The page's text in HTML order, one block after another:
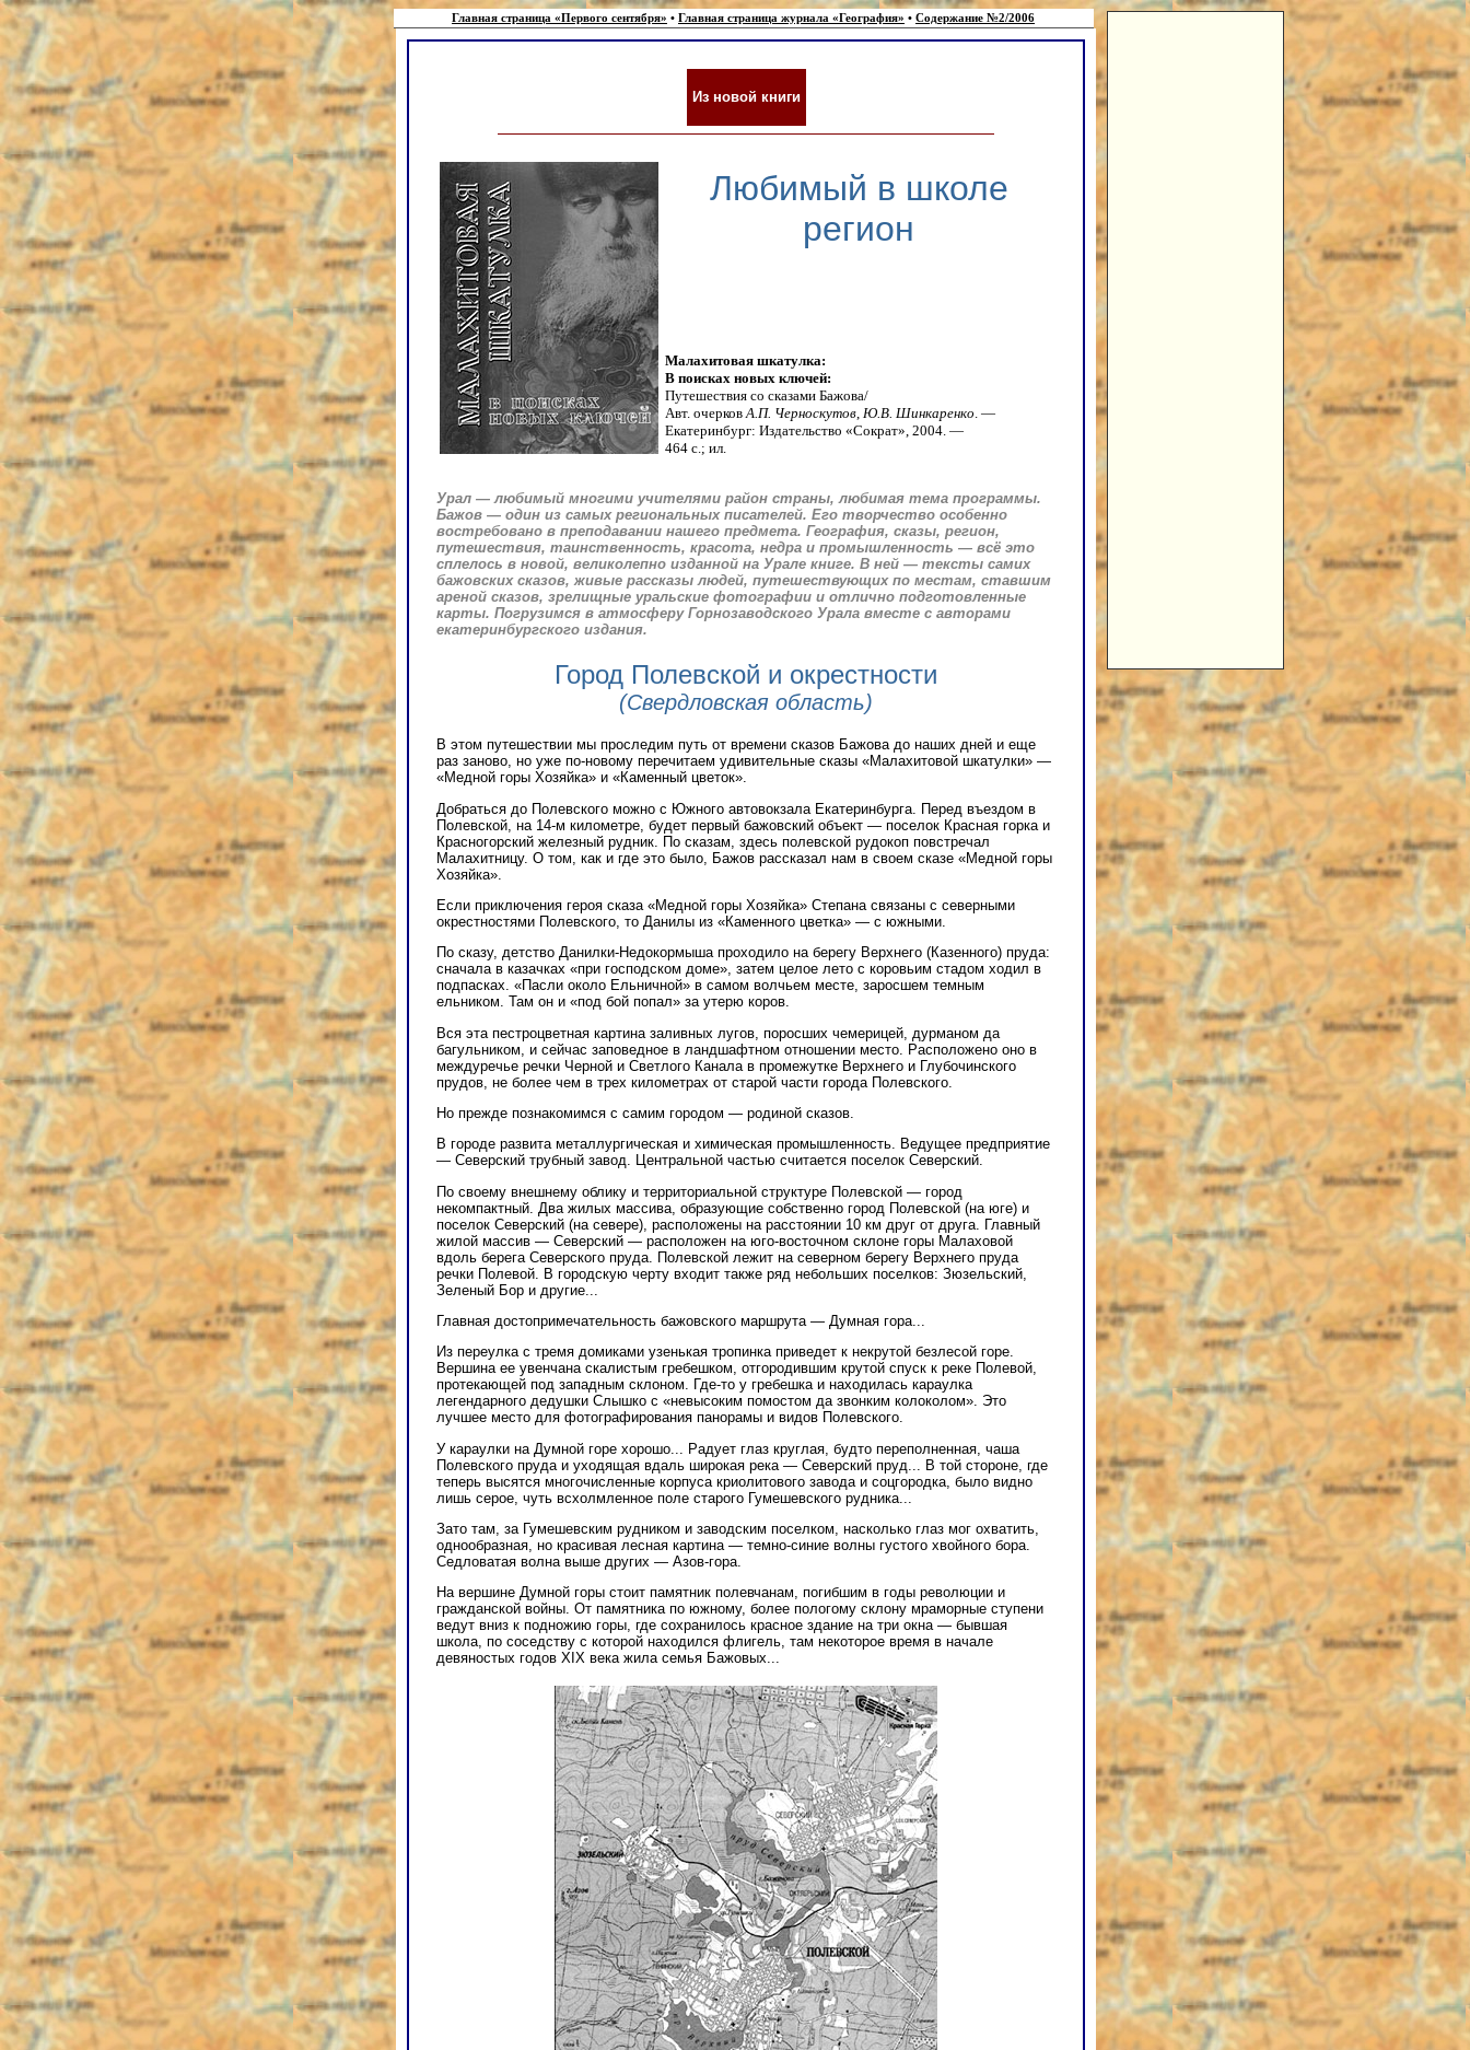
Главная страница «Первого сентября» • Главная страница журнала «География» • Содержание №2/2006
Из новой книги
Любимый в школе
регион
Малахитовая шкатулка:
В поисках новых ключей:
Путешествия со сказами Бажова/
Авт. очерков А.П. Черноскутов Ю.В. Шинкаренко . —
Екатеринбург: Издательство «Сократ», 2004. —
464 с.; ил.
Урал — любимый многими учителями район страны, любимая тема программы.
Бажов — один из самых региональных писателей. Его творчество особенно
востребовано в преподавании нашего предмета. География, сказы, регион,
путешествия, таинственность, красота, недра и промышленность — всё это
сплелось в новой, великолепно изданной на Урале книге. В ней — тексты самих
бажовских сказов, живые рассказы людей, путешествующих по местам, ставшим
ареной сказов, зрелищные уральские фотографии и отлично подготовленные
карты. Погрузимся в атмосферу Горнозаводского Урала вместе с авторами
екатеринбургского издания.
Город Полевской и окрестности
(Свердловская область)
В этом путешествии мы проследим путь от времени сказов Бажова до наших дней и еще
раз заново, но уже по-новому перечитаем удивительные сказы «Малахитовой шкатулки» —
«Медной горы Хозяйка» и «Каменный цветок».
Добраться до Полевского можно с Южного автовокзала Екатеринбурга. Перед въездом в
Полевской, на 14-м километре, будет первый бажовский объект — поселок Красная горка и
Красногорский железный рудник. По сказам, здесь полевской рудокоп повстречал
Малахитницу. О том, как и где это было, Бажов рассказал нам в своем сказе «Медной горы
Хозяйка».
Если приключения героя сказа «Медной горы Хозяйка» Степана связаны с северными
окрестностями Полевского, то Данилы из «Каменного цветка» — с южными.
По сказу, детство Данилки-Недокормыша проходило на берегу Верхнего (Казенного) пруда:
сначала в казачках «при господском доме», затем целое лето с коровьим стадом ходил в
подпасках. «Пасли около Ельничной» в самом волчьем месте, заросшем темным
ельником. Там он и «под бой попал» за утерю коров.
Вся эта пестроцветная картина заливных лугов, поросших чемерицей, дурманом да
багульником, и сейчас заповедное в ландшафтном отношении место. Расположено оно в
междуречье речки Черной и Светлого Канала в промежутке Верхнего и Глубочинского
прудов, не более чем в трех километрах от старой части города Полевского.
Но прежде познакомимся с самим городом — родиной сказов.
В городе развита металлургическая и химическая промышленность. Ведущее предприятие
— Северский трубный завод. Центральной частью считается поселок Северский.
По своему внешнему облику и территориальной структуре Полевской — город
некомпактный. Два жилых массива, образующие собственно город Полевской (на юге) и
поселок Северский (на севере), расположены на расстоянии 10 км друг от друга. Главный
жилой массив — Северский — расположен на юго-восточном склоне горы Малаховой
вдоль берега Северского пруда. Полевской лежит на северном берегу Верхнего пруда
речки Полевой. В городскую черту входит также ряд небольших поселков: Зюзельский,
Зеленый Бор и другие...
Главная достопримечательность бажовского маршрута — Думная гора...
Из переулка с тремя домиками узенькая тропинка приведет к некрутой безлесой горе.
Вершина ее увенчана скалистым гребешком, отгородившим крутой спуск к реке Полевой,
протекающей под западным склоном. Где-то у гребешка и находилась караулка
легендарного дедушки Слышко с «невысоким помостом да звонким колоколом». Это
лучшее место для фотографирования панорамы и видов Полевского.
У караулки на Думной горе хорошо... Радует глаз круглая, будто переполненная, чаша
Полевского пруда и уходящая вдаль широкая река — Северский пруд... В той стороне, где
теперь высятся многочисленные корпуса криолитового завода и соцгородка, было видно
лишь серое, чуть всхолмленное поле старого Гумешевского рудника...
Зато там, за Гумешевским рудником и заводским поселком, насколько глаз мог охватить,
однообразная, но красивая лесная картина — темно-синие волны густого хвойного бора.
Седловатая волна выше других — Азов-гора.
На вершине Думной горы стоит памятник полевчанам, погибшим в годы революции и
гражданской войны. От памятника по южному, более пологому склону мраморные ступени
ведут вниз к подножию горы, где сохранилось красное здание на три окна — бывшая
школа, по соседству с которой находился флигель, там некоторое время в начале
девяностых годов XIX века жила семья Бажовых...